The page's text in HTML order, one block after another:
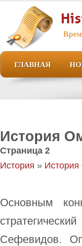
ГЛАВНАЯ
История
Страница 2
История »
Основным
Сефевидов.